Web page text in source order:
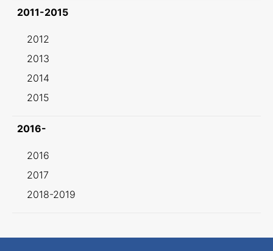
2011-2015
2012
2013
2014
2015
2016-
2016
2017
2018-2019